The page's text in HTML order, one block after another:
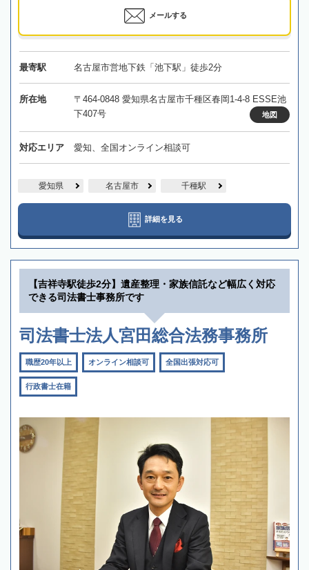
メールする
最寄駅 名古屋市営地下鉄「池下駅」徒歩2分
所在地
〒464-0848 愛知県名古屋市千種区春岡1-4-8 ESSE池
下407号
地図
対応エリア 愛知、全国オンライン相談可
愛知県 名古屋市 千種駅
詳細を見る
【吉祥寺駅徒歩2分】遺産整理・家族信託など幅広く対応
できる司法書士事務所です
司法書士法人宮田総合法務事務所
職歴20年以上 オンライン相談可 全国出張対応可
行政書士在籍